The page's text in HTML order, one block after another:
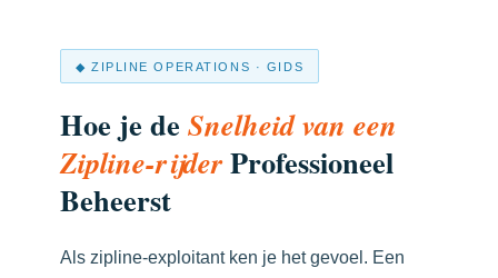
◆ ZIPLINE OPERATIONS · GIDS
Hoe je de Snelheid van een
Zipline-rijderProfessioneel
Beheerst
Als zipline-exploitant ken je het gevoel. Een